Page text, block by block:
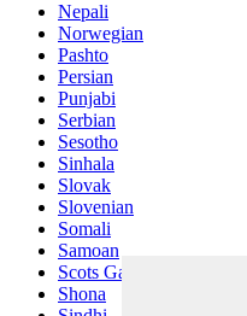
Nepali
Norwegian
Pashto
Persian
Punjabi
Serbian
Sesotho
Sinhala
Slovak
Slovenian
Somali
Samoan
Scots Gaelic
Shona